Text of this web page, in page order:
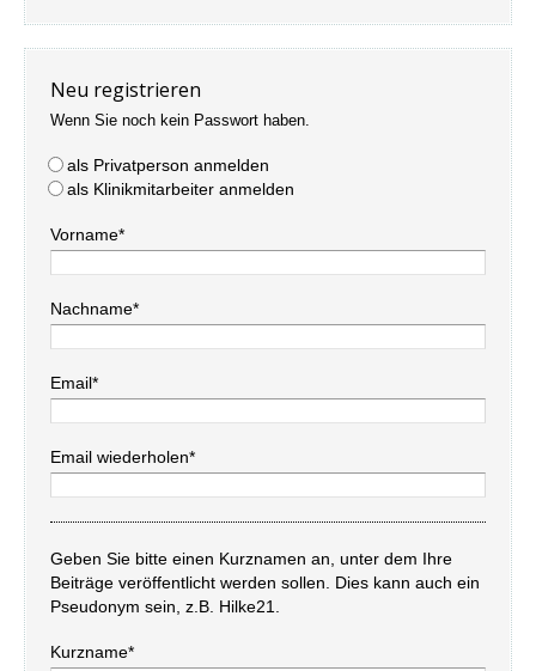
Neu registrieren
Wenn Sie noch kein Passwort haben.
als Privatperson anmelden
als Klinikmitarbeiter anmelden
Vorname*
Nachname*
Email*
Email wiederholen*
Geben Sie bitte einen Kurznamen an, unter dem Ihre
Beiträge veröffentlicht werden sollen. Dies kann auch ein
Pseudonym sein, z.B. Hilke21.
Kurzname*